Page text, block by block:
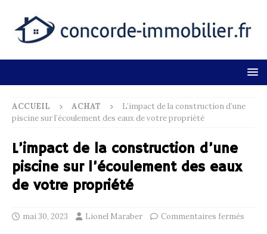
ACCUEIL ACHAT
L’impact de la construction d’une
piscine sur l’écoulement des eaux de votre propriété
L’impact de la construction d’une
piscine sur l’écoulement des eaux
de votre propriété
mai 30, 2023 Lionel Maraber Commentaires fermés